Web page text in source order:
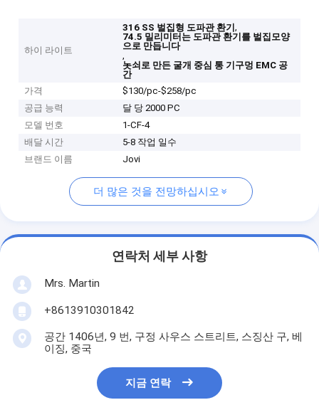
하이 라이트
316 SS 벌집형 도파관 환기,
74.5 밀리미터는 도파관 환기를 벌집모양
으로 만듭니다
,
놋쇠로 만든 굴개 중심 통 기구멍 EMC 공
간
가격
$130/pc-$258/pc
공급 능력
달 당 2000 PC
모델 번호
1-CF-4
배달 시간
5-8 작업 일수
브랜드 이름
Jovi
더 많은 것을 전망하십시오
연락처 세부 사항
Mrs. Martin
+8613910301842
공간 1406년, 9 번, 구정 사우스 스트리트, 스징산 구, 베
이징, 중국
지금 연락